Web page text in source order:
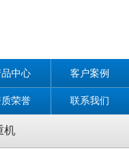
品中心 客户案例
质荣誉 联系我们
机